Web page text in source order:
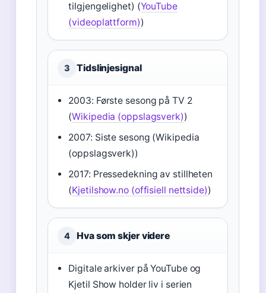
tilgjengelighet) (YouTube
(videoplattform))
3 Tidslinjesignal
2003: Første sesong på TV 2
(Wikipedia (oppslagsverk))
2007: Siste sesong (Wikipedia
(oppslagsverk))
2017: Pressedekning av stillheten
(Kjetilshow.no (offisiell nettside))
4 Hva som skjer videre
Digitale arkiver på YouTube og
Kjetil Show holder liv i serien